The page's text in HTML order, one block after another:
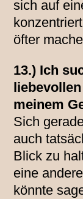
sich auf
öfter
13.) Ich
meinem
Sich
auch
Blick zu
eine
könnte